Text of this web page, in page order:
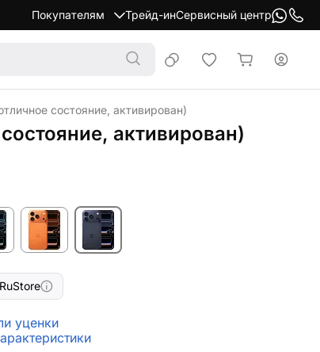
Покупателям Трейд-инСервисный центр
состояние, активирован)
активирован)
уценки